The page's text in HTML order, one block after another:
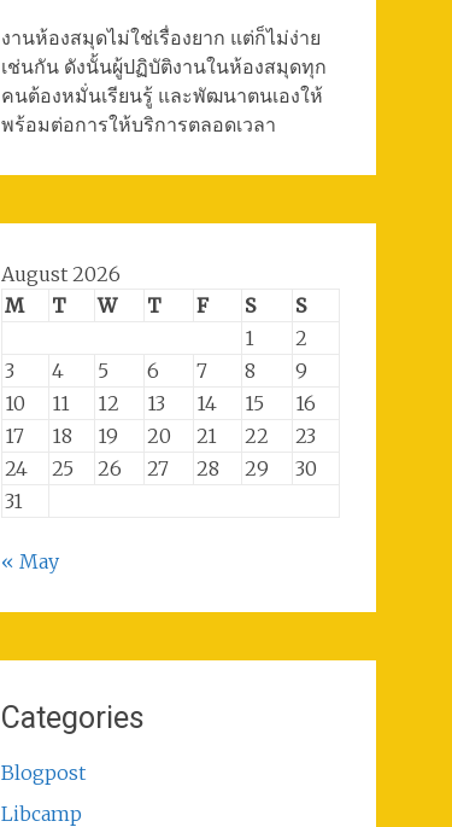
งานห้องสมุดไม่ใช่เรื่องยาก แต่ก็ไม่ง่าย
เช่นกัน ดังนั้นผู้ปฏิบัติงานในห้องสมุดทุก
คนต้องหมั่นเรียนรู้ และพัฒนาตนเองให้
พร้อมต่อการให้บริการตลอดเวลา
August 2026
M
T W T F S
S
1
2
3
4 5 6 7 8
9
10
11 12 13 14 15
16
17
18 19 20 21 22
23
24
25 26 27 28 29
30
31
« May
Categories
Blogpost
Libcamp